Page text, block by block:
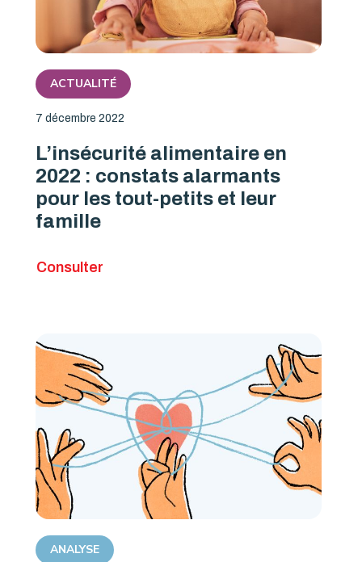
ACTUALITÉ
7 décembre 2022
L’insécurité alimentaire en
2022 : constats alarmants
pour les tout-petits et leur
famille
Consulter
ANALYSE